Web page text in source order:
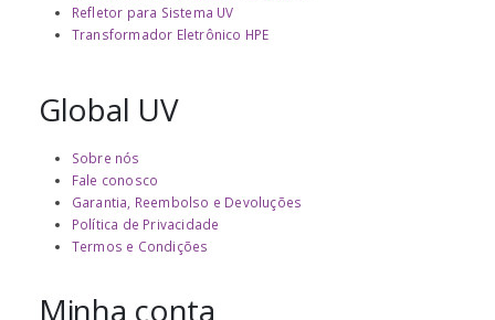
Refletor para Sistema UV
Transformador Eletrônico HPE
Global UV
Sobre nós
Fale conosco
Garantia, Reembolso e Devoluções
Política de Privacidade
Termos e Condições
Minha conta